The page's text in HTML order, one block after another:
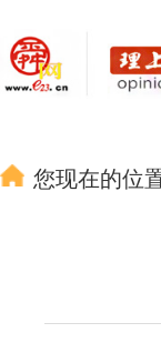
您现在的位